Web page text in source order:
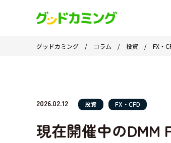
グッドカミング / コラム / 投資 / FX・
2026.02.12 投資 FX・CFD
現在開催中のDMM